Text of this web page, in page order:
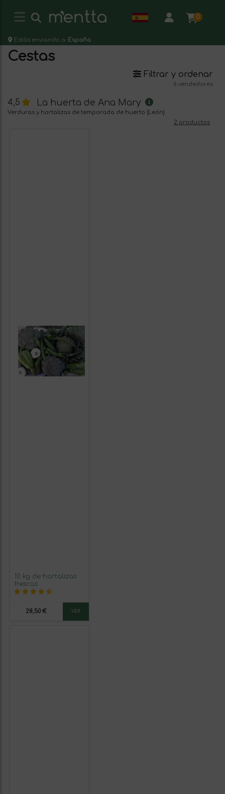
0
Estás enviando a: España
Cestas
Filtrar y ordenar
6 vendedores
4,5 La huerta de Ana Mary
Verduras y hortalizas de temporada de huerto (León)
2 productos
10 kg de hortalizas
frescas
28,50 € VER